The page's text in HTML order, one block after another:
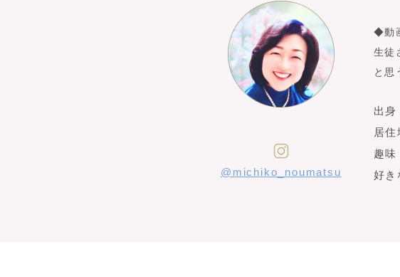
@michiko_noumatsu
◆動
生徒
と思
出身
居
趣
好き